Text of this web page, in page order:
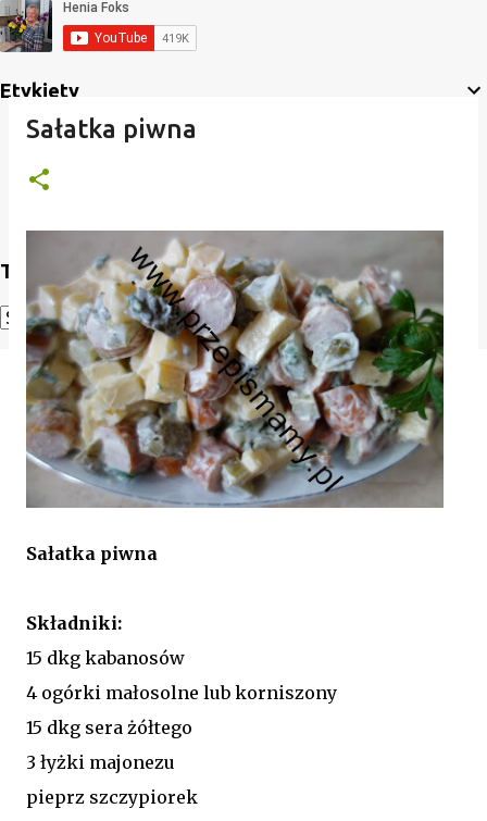
Etykiety
Translate
Powered by Translate
Sałatka piwna
Sałatka piwna
Składniki:
15 dkg kabanosów
4 ogórki małosolne lub korniszony
15 dkg sera żółtego
3 łyżki majonezu
pieprz szczypiorek